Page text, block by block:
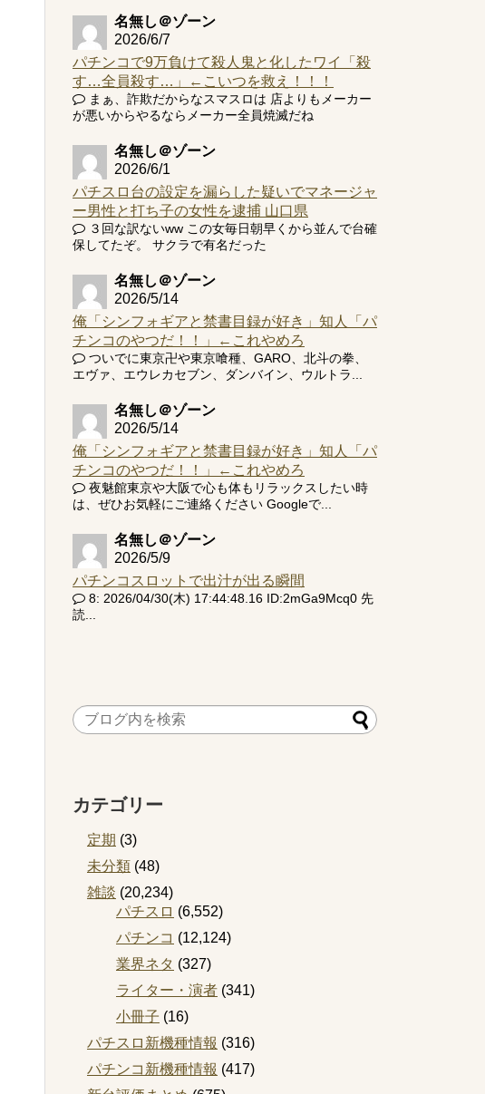
名無し＠ゾーン
2026/6/7
パチンコで9万負けて殺人鬼と化したワイ「殺
す…全員殺す…」←こいつを救え！！！
まぁ、詐欺だからなスマスロは 店よりもメーカー
が悪いからやるならメーカー全員焼滅だね
名無し＠ゾーン
2026/6/1
パチスロ台の設定を漏らした疑いでマネージャ
ー男性と打ち子の女性を逮捕 山口県
３回な訳ないww この女毎日朝早くから並んで台確
保してたぞ。 サクラで有名だった
名無し＠ゾーン
2026/5/14
俺「シンフォギアと禁書目録が好き」知人「パ
チンコのやつだ！！」←これやめろ
ついでに東京卍や東京喰種、GARO、北斗の拳、
エヴァ、エウレカセブン、ダンバイン、ウルトラ...
名無し＠ゾーン
2026/5/14
俺「シンフォギアと禁書目録が好き」知人「パ
チンコのやつだ！！」←これやめろ
夜魅館東京や大阪で心も体もリラックスしたい時
は、ぜひお気軽にご連絡ください Googleで...
名無し＠ゾーン
2026/5/9
パチンコスロットで出汁が出る瞬間
8: 2026/04/30(木) 17:44:48.16 ID:2mGa9Mcq0 先
読...
カテゴリー
定期 (3)
未分類 (48)
雑談 (20,234)
パチスロ (6,552)
パチンコ (12,124)
業界ネタ (327)
ライター・演者 (341)
小冊子 (16)
パチスロ新機種情報 (316)
パチンコ新機種情報 (417)